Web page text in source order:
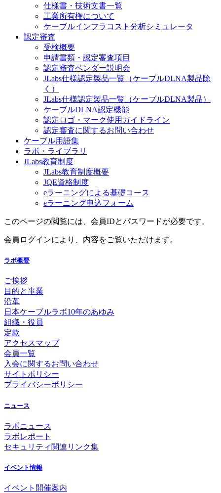
仕様書・技術文書一覧
工業所有権について
ケーブルインフラコスト分析シミュレータ
認定審査
受検概要
申請書類・認定審査項目
認定審査ベンダー説明会
JLabs仕様認定製品一覧（ケーブルDLNA製品除
く）
JLabs仕様認定製品一覧（ケーブルDLNA製品）
ケーブルDLNA認定機能
認定ロゴ・マーク使用ガイドライン
認定審査に関するお問い合わせ
ケーブル用語集
ラボ・ライブラリ
JLabs教育制度
JLabs教育制度概要
JQE資格制度
eラーニングによる基礎コース
eラーニング申込フォーム
このページの閲覧には、会員IDとパスワードが必要です。
会員ログインにより、内容をご覧いただけます。
ラボ概要
ご挨拶
目的と事業
沿革
日本ケーブルラボ10年のあゆみ
組織・役員
定款
アクセスマップ
会員一覧
入会に関するお問い合わせ
サイトポリシー
プライバシーポリシー
ニュース
ラボニュース
ラボレポート
セキュリティ関連リンク集
イベント情報
イベント開催案内